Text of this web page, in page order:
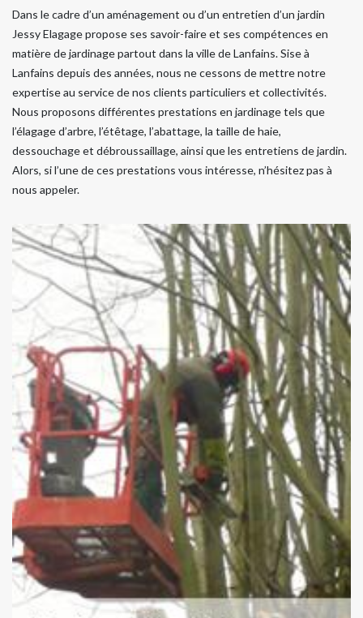
Dans le cadre d’un aménagement ou d’un entretien d’un jardin
Jessy Elagage propose ses savoir-faire et ses compétences en
matière de jardinage partout dans la ville de Lanfains. Sise à
Lanfains depuis des années, nous ne cessons de mettre notre
expertise au service de nos clients particuliers et collectivités.
Nous proposons différentes prestations en jardinage tels que
l’élagage d’arbre, l’étêtage, l’abattage, la taille de haie,
dessouchage et débroussaillage, ainsi que les entretiens de jardin.
Alors, si l’une de ces prestations vous intéresse, n’hésitez pas à
nous appeler.